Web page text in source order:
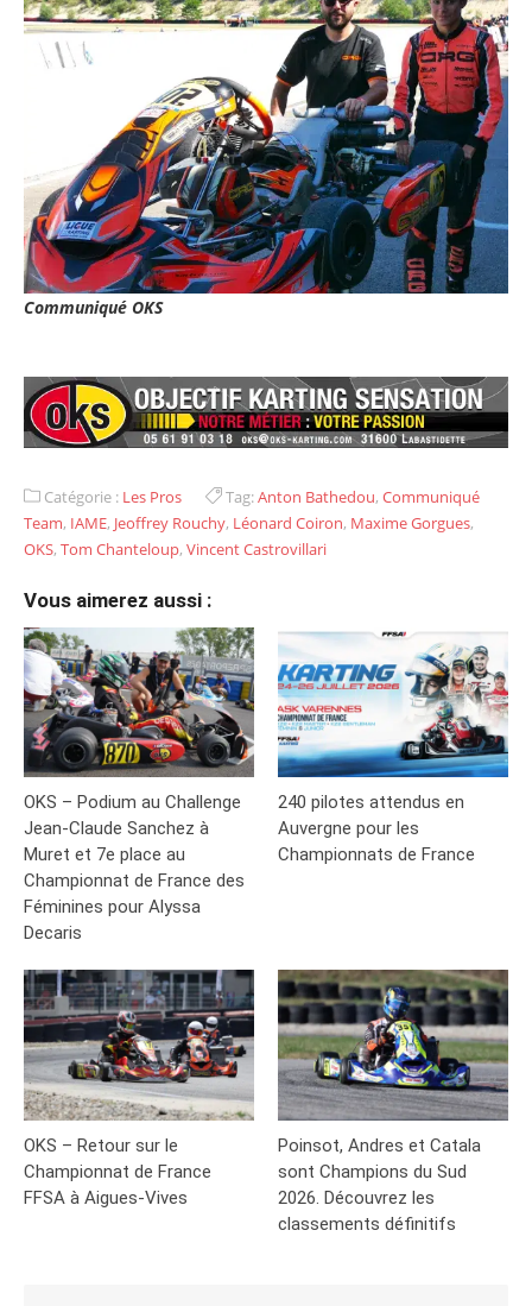
Communiqué OKS
Catégorie : Les Pros Tag:Anton Bathedou, Communiqué
Team, IAME, Jeoffrey Rouchy, Léonard Coiron, Maxime Gorgues,
OKS, Tom Chanteloup, Vincent Castrovillari
Vous aimerez aussi :
OKS – Podium au Challenge
Jean-Claude Sanchez à
Muret et 7e place au
Championnat de France des
Féminines pour Alyssa
Decaris
240 pilotes attendus en
Auvergne pour les
Championnats de France
OKS – Retour sur le
Championnat de France
FFSA à Aigues-Vives
Poinsot, Andres et Catala
sont Champions du Sud
2026. Découvrez les
classements définitifs